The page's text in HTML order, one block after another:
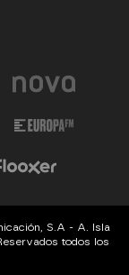
S.A - A. Isla
todos los